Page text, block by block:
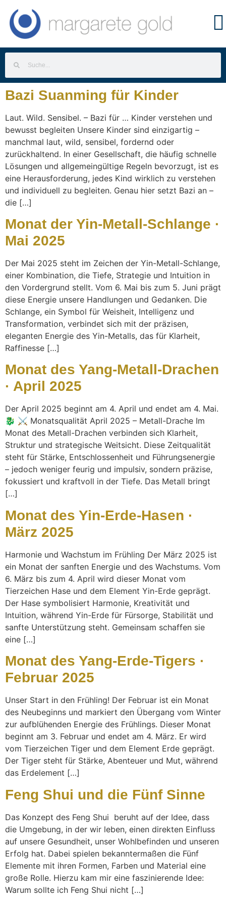
Bazi Suanming für Kinder
Laut. Wild. Sensibel. – Bazi für … Kinder verstehen und
bewusst begleiten Unsere Kinder sind einzigartig –
manchmal laut, wild, sensibel, fordernd oder
zurückhaltend. In einer Gesellschaft, die häufig schnelle
Lösungen und allgemeingültige Regeln bevorzugt, ist es
eine Herausforderung, jedes Kind wirklich zu verstehen
und individuell zu begleiten. Genau hier setzt Bazi an –
die […]
Monat der Yin-Metall-Schlange ·
Mai 2025
Der Mai 2025 steht im Zeichen der Yin-Metall-Schlange,
einer Kombination, die Tiefe, Strategie und Intuition in
den Vordergrund stellt. Vom 6. Mai bis zum 5. Juni prägt
diese Energie unsere Handlungen und Gedanken. Die
Schlange, ein Symbol für Weisheit, Intelligenz und
Transformation, verbindet sich mit der präzisen,
eleganten Energie des Yin-Metalls, das für Klarheit,
Raffinesse […]
Monat des Yang-Metall-Drachen
· April 2025
Der April 2025 beginnt am 4. April und endet am 4. Mai.
🐉 ⚔ Monatsqualität April 2025 – Metall-Drache Im
Monat des Metall-Drachen verbinden sich Klarheit,
Struktur und strategische Weitsicht. Diese Zeitqualität
steht für Stärke, Entschlossenheit und Führungsenergie
– jedoch weniger feurig und impulsiv, sondern präzise,
fokussiert und kraftvoll in der Tiefe. Das Metall bringt
[…]
Monat des Yin-Erde-Hasen ·
März 2025
Harmonie und Wachstum im Frühling Der März 2025 ist
ein Monat der sanften Energie und des Wachstums. Vom
6. März bis zum 4. April wird dieser Monat vom
Tierzeichen Hase und dem Element Yin-Erde geprägt.
Der Hase symbolisiert Harmonie, Kreativität und
Intuition, während Yin-Erde für Fürsorge, Stabilität und
sanfte Unterstützung steht. Gemeinsam schaffen sie
eine […]
Monat des Yang-Erde-Tigers ·
Februar 2025
Unser Start in den Frühling! Der Februar ist ein Monat
des Neubeginns und markiert den Übergang vom Winter
zur aufblühenden Energie des Frühlings. Dieser Monat
beginnt am 3. Februar und endet am 4. März. Er wird
vom Tierzeichen Tiger und dem Element Erde geprägt.
Der Tiger steht für Stärke, Abenteuer und Mut, während
das Erdelement […]
Feng Shui und die Fünf Sinne
Das Konzept des Feng Shui beruht auf der Idee, dass
die Umgebung, in der wir leben, einen direkten Einfluss
auf unsere Gesundheit, unser Wohlbefinden und unseren
Erfolg hat. Dabei spielen bekanntermaßen die Fünf
Elemente mit ihren Formen, Farben und Material eine
große Rolle. Hierzu kam mir eine faszinierende Idee:
Warum sollte ich Feng Shui nicht […]